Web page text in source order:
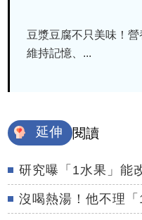
豆漿豆腐不只美味！營
維持記憶、...
延伸 閱讀
研究曝「1水果」能
沒喝熱湯！他不理